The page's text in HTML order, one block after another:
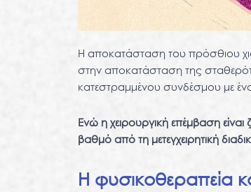
Η αποκατάσταση του πρόσθιου
στην αποκατάσταση της
κατεστραμμένου συνδέσμου με
Ενώ η χειρουργική επέμβαση είναι
βαθμό από τη μετεγχειρητική
Η φυσικοθεραπεία